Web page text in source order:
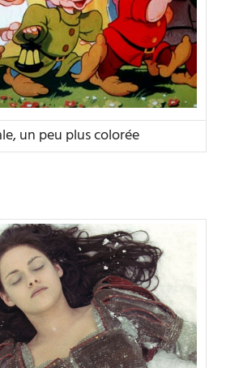
un peu plus colorée